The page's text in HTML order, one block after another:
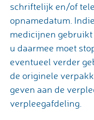
schriftelijk en/of
opnamedatum.
medicijnen
u daarmee moet
eventueel verder
de originele
geven aan de
verpleegafdeling.